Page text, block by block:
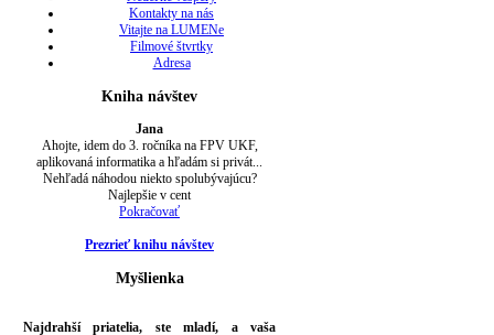
Kontakty na nás
Vitajte na LUMENe
Filmové štvrtky
Adresa
Kniha návštev
Jana
Ahojte, idem do 3. ročníka na FPV UKF,
aplikovaná informatika a hľadám si privát...
Nehľadá náhodou niekto spolubývajúcu?
Najlepšie v cent
Pokračovať
Prezrieť knihu návštev
Myšlienka
Najdrahší priatelia, ste mladí, a vaša